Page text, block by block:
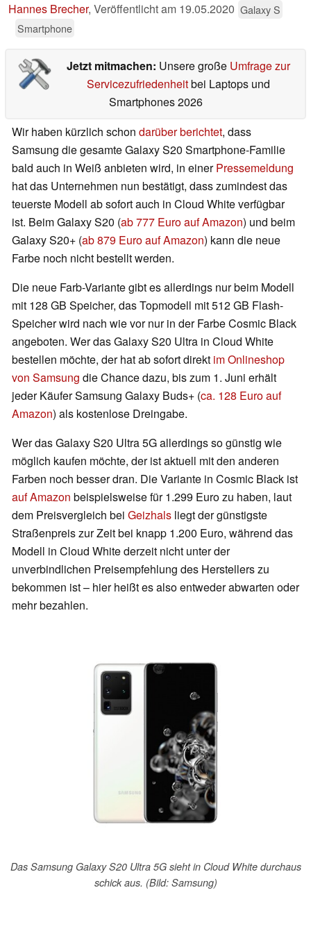
Hannes Brecher, Veröffentlicht am 19.05.2020 Galaxy S
Smartphone
Jetzt mitmachen: Unsere große Umfrage zur
Servicezufriedenheitbei Laptops und
Smartphones 2026
Wir haben kürzlich schon darüber berichtet, dass
Samsung die gesamte Galaxy S20 Smartphone-Familie
bald auch in Weiß anbieten wird, in einerPressemeldung
hat das Unternehmen nun bestätigt, dass zumindest das
teuerste Modell ab sofort auch in Cloud White verfügbar
ist. Beim Galaxy S20 (ab 777 Euro auf Amazon) und beim
Galaxy S20+ (ab 879 Euro auf Amazon) kann die neue
Farbe noch nicht bestellt werden.
Die neue Farb-Variante gibt es allerdings nur beim Modell
mit 128 GB Speicher, das Topmodell mit 512 GB Flash-
Speicher wird nach wie vor nur in der Farbe Cosmic Black
angeboten. Wer das Galaxy S20 Ultra in Cloud White
bestellen möchte, der hat ab sofort direkt im Onlineshop
von Samsung die Chance dazu, bis zum 1. Juni erhält
jeder Käufer Samsung Galaxy Buds+ (ca. 128 Euro auf
Amazon) als kostenlose Dreingabe.
Wer das Galaxy S20 Ultra 5G allerdings so günstig wie
möglich kaufen möchte, der ist aktuell mit den anderen
Farben noch besser dran. Die Variante in Cosmic Black ist
auf Amazon beispielsweise für 1.299 Euro zu haben, laut
dem Preisvergleich bei Geizhals liegt der günstigste
Straßenpreis zur Zeit bei knapp 1.200 Euro, während das
Modell in Cloud White derzeit nicht unter der
unverbindlichen Preisempfehlung des Herstellers zu
bekommen ist – hier heißt es also entweder abwarten oder
mehr bezahlen.
Das Samsung Galaxy S20 Ultra 5G sieht in Cloud White durchaus
schick aus. (Bild: Samsung)